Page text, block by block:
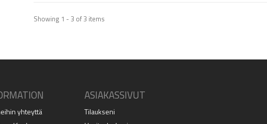
Showing 1 - 3 of 3 items
yhteyttä
ASIAKASSIVUT
Tilaukseni